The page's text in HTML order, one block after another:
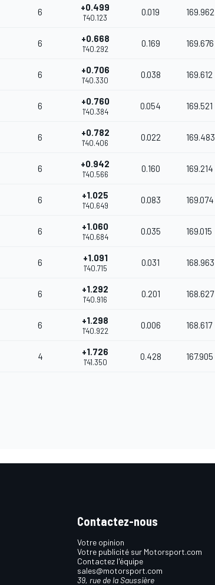
6 +0.499
1'40.123
0.019 169.962
6 +0.668
1'40.292
0.169 169.676
6 +0.706
1'40.330
0.038 169.612
6 +0.760
1'40.384
0.054 169.521
6 +0.782
1'40.406
0.022 169.483
6 +0.942
1'40.566
0.160 169.214
6 +1.025
1'40.649
0.083 169.074
6 +1.060
1'40.684
0.035 169.015
6 +1.091
1'40.715
0.031 168.963
6 +1.292
1'40.916
0.201 168.627
6 +1.298
1'40.922
0.006 168.617
4 +1.726
1'41.350
0.428 167.905
Contactez-nous
Votre opinion
Votre publicité sur Motorsport.com
Contactez l'équipe
sales@motorsport.com
39, rue de la Saussière